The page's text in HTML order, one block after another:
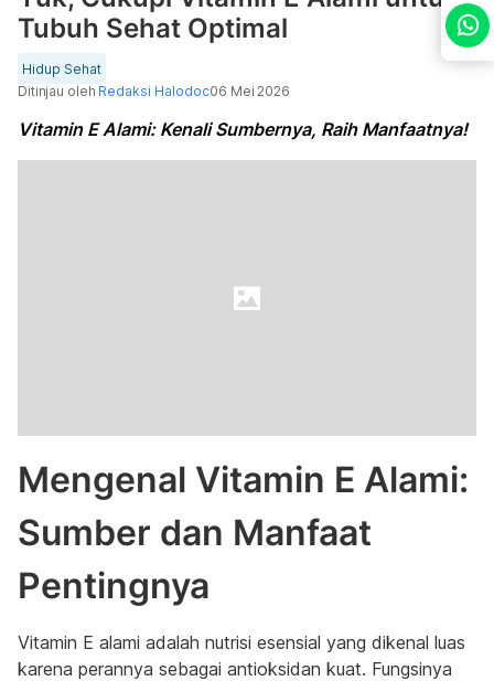
Tubuh Sehat Optimal
Hidup Sehat
Ditinjau oleh Redaksi Halodoc06 Mei 2026
Vitamin E Alami: Kenali Sumbernya, Raih Manfaatnya!
Mengenal Vitamin E Alami:
Sumber dan Manfaat
Pentingnya
Vitamin E alami adalah nutrisi esensial yang dikenal luas
karena perannya sebagai antioksidan kuat. Fungsinya